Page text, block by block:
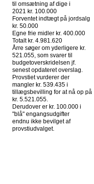
til omsætning af dige i
2021 kr. 100.000
Forventet indtægt på jordsalg
kr. 50.000
Egne frie midler kr. 400.000
Totalt kr. 4.981.620
Årre søger om yderligere kr.
521.055, som svarer til
budgetoverskridelsen jf.
senest opdateret overslag.
Provstiet vurderer der
mangler kr. 539.435 i
tillægsbevilling for at nå op på
kr. 5.521.055.
Derudover er kr. 100.000 i
"blå" engangsudgifter
endnu ikke bevilget af
provstiudvalget.